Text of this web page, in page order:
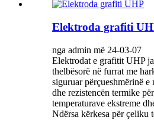
Elektroda grafiti
nga admin më 24-03-07
Elektrodat e grafitit UHP
thelbësorë në furrat me
siguruar përçueshmërinë
dhe rezistencën termike
temperaturave ekstreme
Ndërsa kërkesa për çeliku